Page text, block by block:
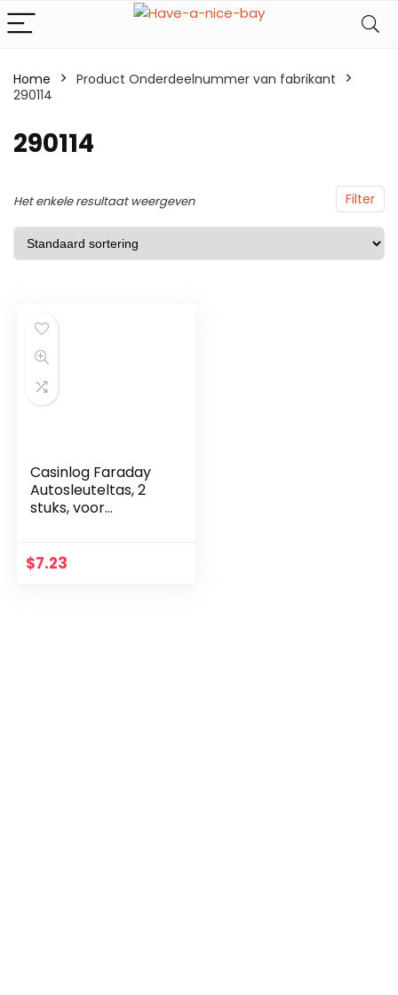
Home
Product Onderdeelnummer van fabrikant
290114
290114
Filter
Het enkele resultaat weergeven
Casinlog Faraday
Autosleuteltas, 2
stuks, voor
registratie van fob
$7.23